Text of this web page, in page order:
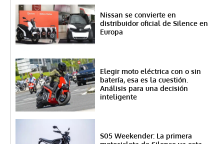
Nissan se convierte en
distribuidor oficial de Silence en
Europa
Elegir moto eléctrica con o sin
batería, esa es la cuestión.
Análisis para una decisión
inteligente
S05 Weekender: La primera